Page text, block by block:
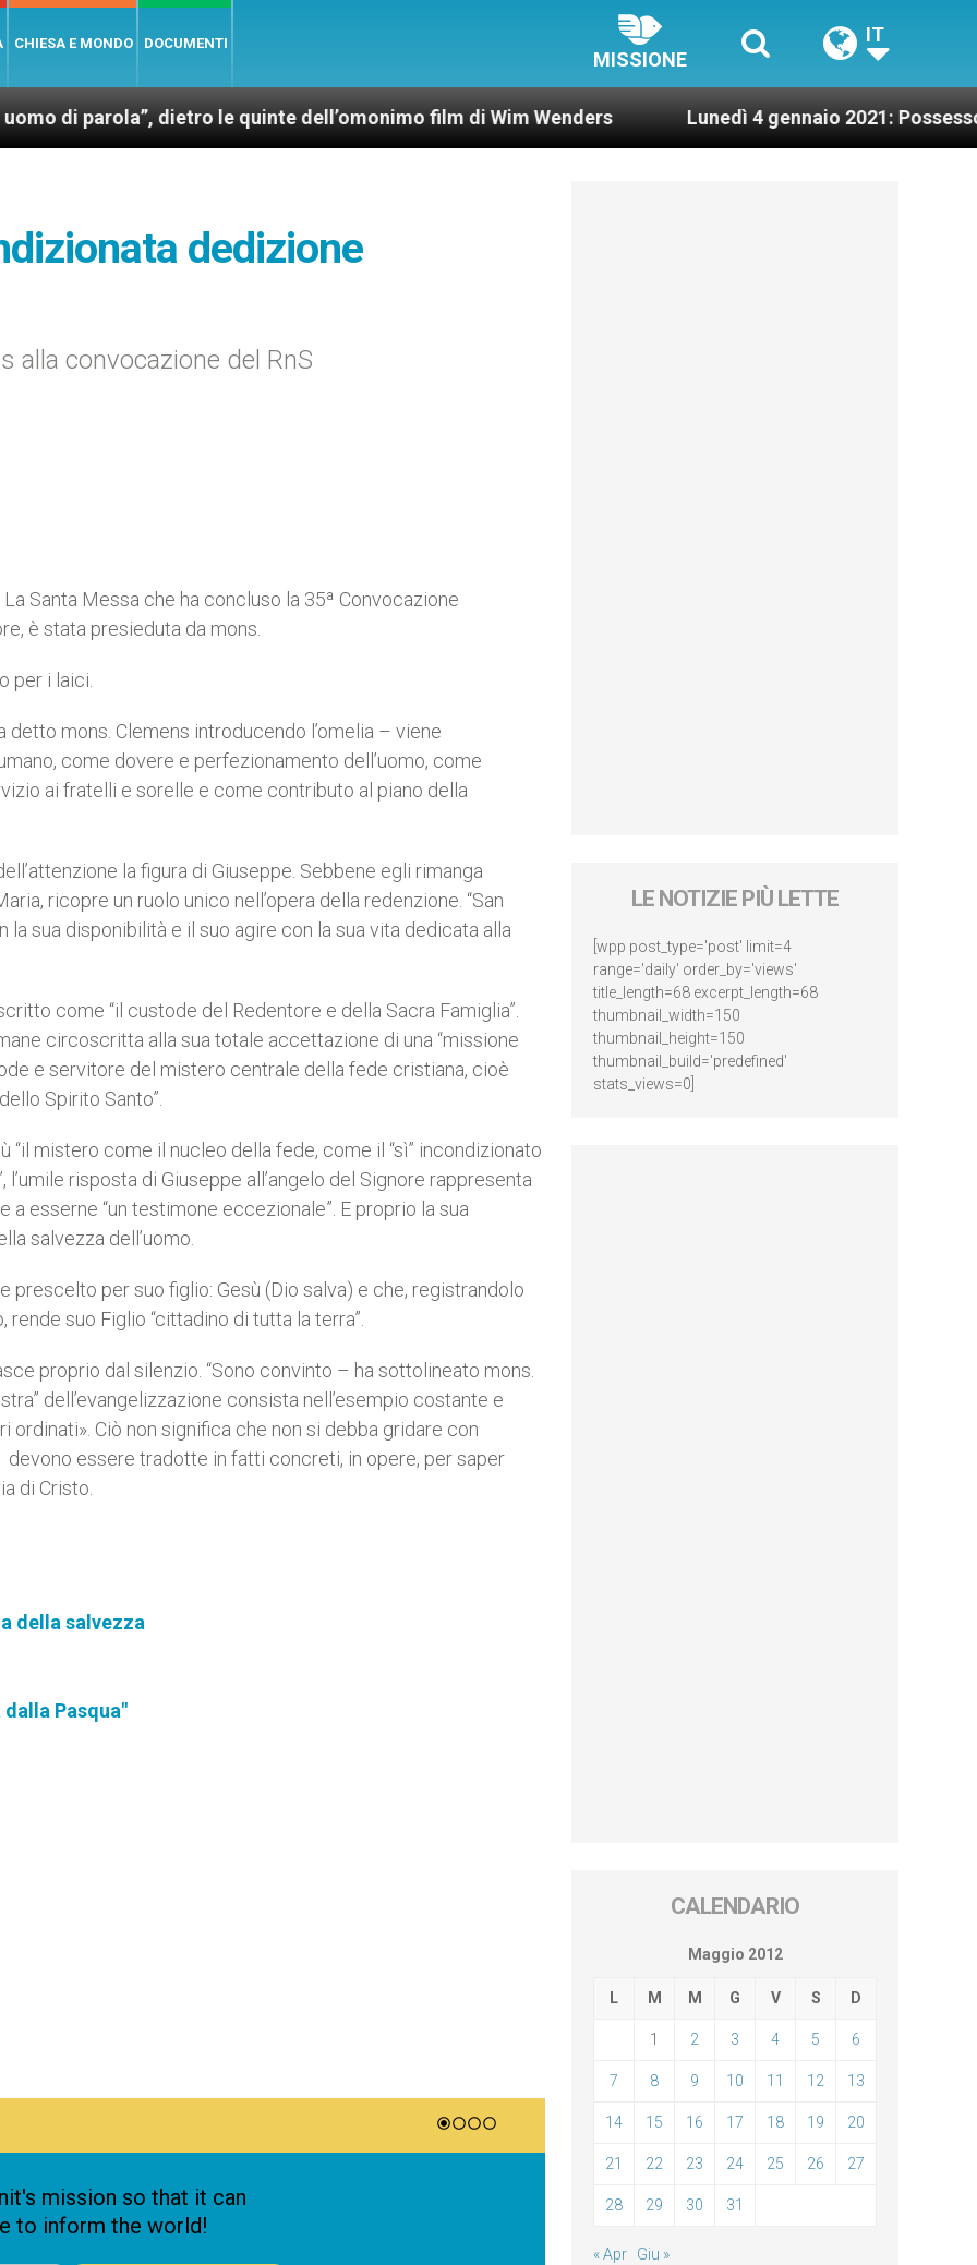
CHIESA E MONDO DOCUMENTI
MISSIONE
IT
dietro le quinte dell’omonimo film di Wim Wenders Lunedì 4 gennaio 2021: Possesso
dedizione
alla convocazione del RnS
Santa Messa che ha concluso la 35ª Convocazione
è stata presieduta da mons.
per i laici.
mons. Clemens introducendo l’omelia – viene
come dovere e perfezionamento dell’uomo, come
ai fratelli e sorelle e come contributo al piano della
la figura di Giuseppe. Sebbene egli rimanga
ricopre un ruolo unico nell’opera della redenzione. “San
sua disponibilità e il suo agire con la sua vita dedicata alla
come “il custode del Redentore e della Sacra Famiglia”.
circoscritta alla sua totale accettazione di una “missione
e servitore del mistero centrale della fede cristiana, cioè
Spirito Santo”.
mistero come il nucleo della fede, come il “sì” incondizionato
l’umile risposta di Giuseppe all’angelo del Signore rappresenta
esserne “un testimone eccezionale”. E proprio la sua
salvezza dell’uomo.
prescelto per suo figlio: Gesù (Dio salva) e che, registrandolo
suo Figlio “cittadino di tutta la terra”.
proprio dal silenzio. “Sono convinto – ha sottolineato mons.
dell’evangelizzazione consista nell’esempio costante e
Ciò non significa che non si debba gridare con
devono essere tradotte in fatti concreti, in opere, per saper
di Cristo.
della salvezza
Pasqua"
LE NOTIZIE PIÙ LETTE
[wpp post_type='post' limit=4
range='daily' order_by='views'
title_length=68 excerpt_length=68
thumbnail_width=150
thumbnail_height=150
thumbnail_build='predefined'
stats_views=0]
CALENDARIO
Maggio 2012
L M M G V S D
1 2 3 4 5 6
7 8 9 10 11 12 13
14 15 16 17 18 19 20
21 22 23 24 25 26 27
28 29 30 31
« Apr Giu »